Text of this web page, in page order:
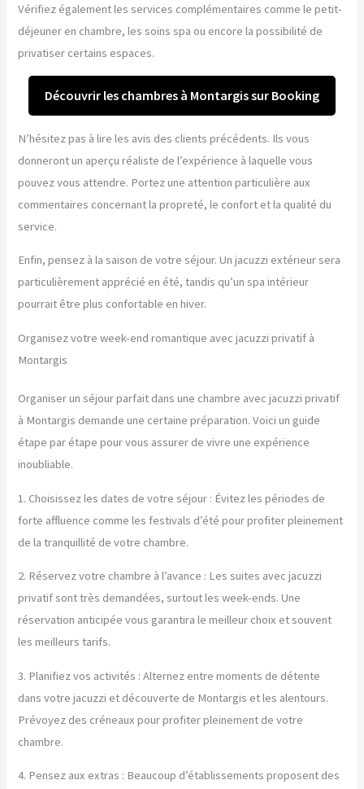
Vérifiez également les services complémentaires comme le petit-
déjeuner en chambre, les soins spa ou encore la possibilité de
privatiser certains espaces.
Découvrir les chambres à Montargis sur Booking
N’hésitez pas à lire les avis des clients précédents. Ils vous
donneront un aperçu réaliste de l’expérience à laquelle vous
pouvez vous attendre. Portez une attention particulière aux
commentaires concernant la propreté, le confort et la qualité du
service.
Enfin, pensez à la saison de votre séjour. Un jacuzzi extérieur sera
particulièrement apprécié en été, tandis qu’un spa intérieur
pourrait être plus confortable en hiver.
Organisez votre week-end romantique avec jacuzzi privatif à
Montargis
Organiser un séjour parfait dans une chambre avec jacuzzi privatif
à Montargis demande une certaine préparation. Voici un guide
étape par étape pour vous assurer de vivre une expérience
inoubliable.
1. Choisissez les dates de votre séjour : Évitez les périodes de
forte affluence comme les festivals d’été pour profiter pleinement
de la tranquillité de votre chambre.
2. Réservez votre chambre à l’avance : Les suites avec jacuzzi
privatif sont très demandées, surtout les week-ends. Une
réservation anticipée vous garantira le meilleur choix et souvent
les meilleurs tarifs.
3. Planifiez vos activités : Alternez entre moments de détente
dans votre jacuzzi et découverte de Montargis et les alentours.
Prévoyez des créneaux pour profiter pleinement de votre
chambre.
4. Pensez aux extras : Beaucoup d’établissements proposent des